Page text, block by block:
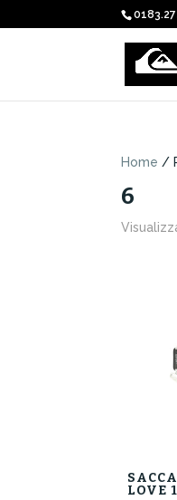
Home /
6
LOVE